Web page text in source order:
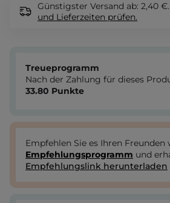
Günstigster Versand ab: 2,40 €.
und Lieferzeiten prüfen.
Treueprogramm
Nach der Zahlung für dieses
33.80 Punkte
Empfehlen Sie es Ihren Freunden
Empfehlungsprogramm und
Empfehlungslink herunterladen